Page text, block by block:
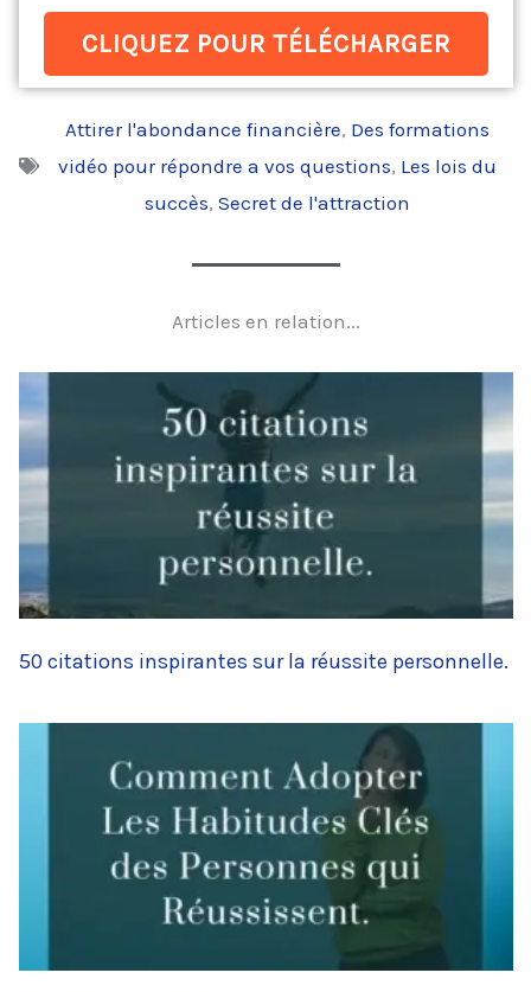
CLIQUEZ POUR TÉLÉCHARGER
Attirer l'abondance financière, Des formations
vidéo pour répondre a vos questions, Les lois du
succès, Secret de l'attraction
Articles en relation...
50 citations inspirantes sur la réussite personnelle.